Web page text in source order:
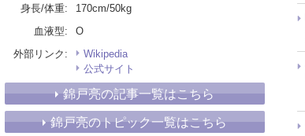
身長/体重:
170cm/50kg
血液型:
O
外部リンク:
Wikipedia
公式サイト
錦戸亮の記事一覧はこちら
錦戸亮のトピック一覧はこちら